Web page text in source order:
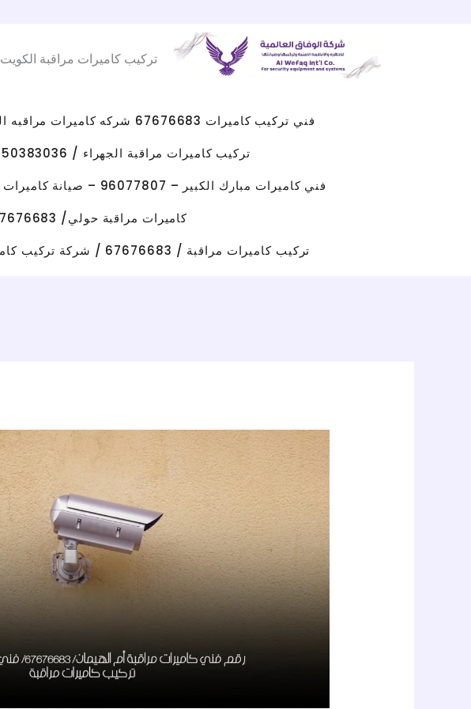
تركيب كاميرات مراقبة الكويت
فني تركيب كاميرات 67676683 شركه كاميرات مراقبه الكويت
تركيب كاميرات مراقبة الجهراء / 50383036
فني كاميرات مبارك الكبير – 96077807 – صيانة كاميرات مبارك الكبير
كاميرات مراقبة حولي/ 67676683 / تركيب كاميرات مراقبة حولي/ صيانة كاميرات حولي
تركيب كاميرات مراقبة / 67676683 / شركة تركيب كاميرات مراقبة